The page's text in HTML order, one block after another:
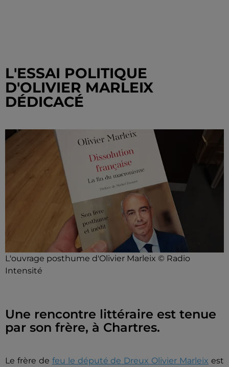
L'ESSAI POLITIQUE
D'OLIVIER MARLEIX
DÉDICACÉ
L'ouvrage posthume d'Olivier Marleix © Radio
Intensité
Une rencontre littéraire est tenue
par son frère, à Chartres.
Le frère de feu le député de Dreux Olivier Marleix est